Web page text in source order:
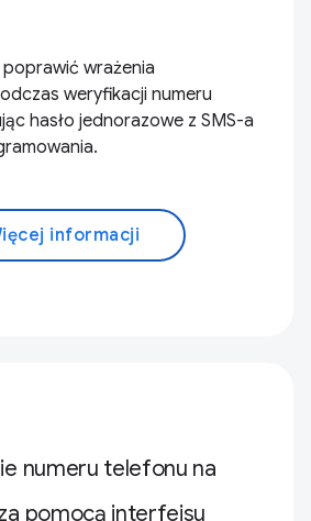
wrażenia
weryfikacji numeru
hasło jednorazowe z SMS-a
informacji
numeru telefonu na
pomocą interfejsu